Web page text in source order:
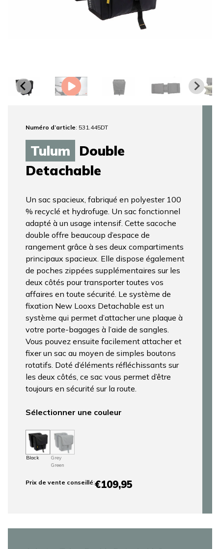
Numéro d’article: 531.445DT
Tulum
Double
Detachable
Un sac spacieux, fabriqué en polyester 100
% recyclé et hydrofuge. Un sac fonctionnel
adapté à un usage intensif. Cette sacoche
double offre beaucoup d’espace de
rangement grâce à ses deux compartiments
principaux spacieux. Elle dispose également
de poches zippées supplémentaires sur les
deux côtés pour transporter toutes vos
affaires en toute sécurité. Le système de
fixation New Looxs Detachable est un
système qui permet d’attacher une plaque à
votre porte-bagages à l’aide de sangles.
Vous pouvez ensuite facilement attacher et
fixer un sac au moyen de simples boutons
rotatifs. Doté d’éléments réfléchissants sur
les deux côtés, ce sac vous permet d’être
toujours en sécurité sur la route.
Sélectionner une couleur
Black
Grey
Green
Prix ​​de vente conseillé:€109,95